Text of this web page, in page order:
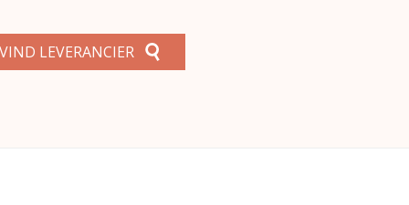
LEVERANCIER